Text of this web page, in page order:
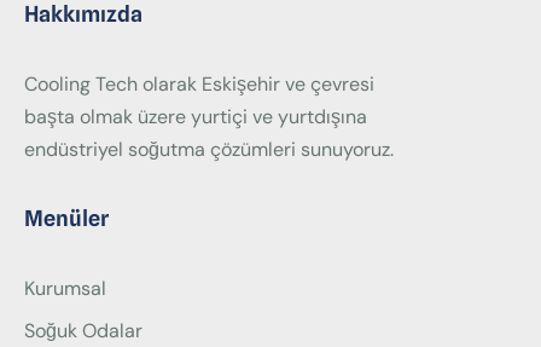
Hakkımızda
Cooling Tech olarak Eskişehir ve çevresi
başta olmak üzere yurtiçi ve yurtdışına
endüstriyel soğutma çözümleri sunuyoruz.
Menüler
Kurumsal
Soğuk Odalar